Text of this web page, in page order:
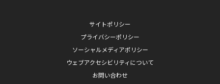
サイトポリシー
プライバシーポリシー
ソーシャルメディアポリシー
ウェブアクセシビリティについて
お問い合わせ